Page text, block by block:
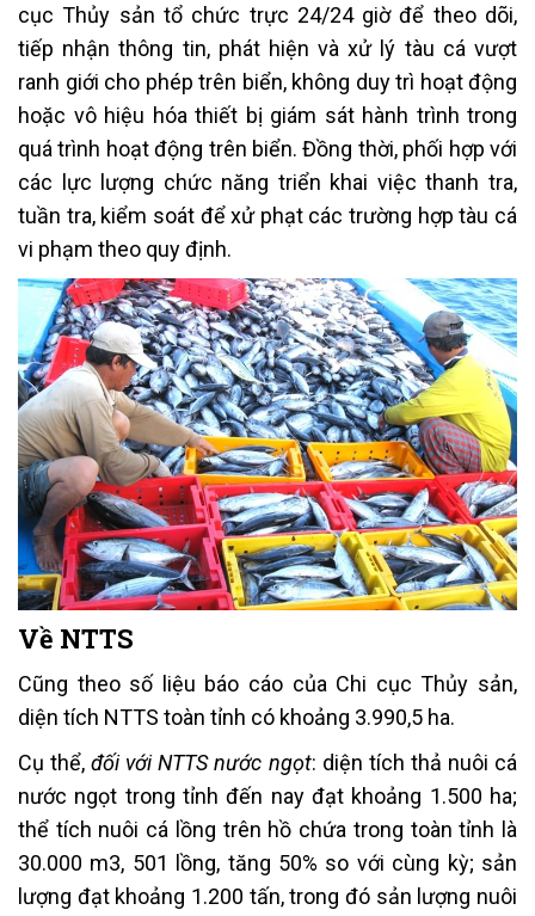
cục Thủy sản tổ chức trực 24/24 giờ để theo dõi,
tiếp nhận thông tin, phát hiện và xử lý tàu cá vượt
ranh giới cho phép trên biển, không duy trì hoạt động
hoặc vô hiệu hóa thiết bị giám sát hành trình trong
quá trình hoạt động trên biển. Đồng thời, phối hợp với
các lực lượng chức năng triển khai việc thanh tra,
tuần tra, kiểm soát để xử phạt các trường hợp tàu cá
vi phạm theo quy định.
Về NTTS
Cũng theo số liệu báo cáo của Chi cục Thủy sản,
diện tích NTTS toàn tỉnh có khoảng 3.990,5 ha.
Cụ thể,đối với NTTS nước ngọt: diện tích thả nuôi cá
nước ngọt trong tỉnh đến nay đạt khoảng 1.500 ha;
thể tích nuôi cá lồng trên hồ chứa trong toàn tỉnh là
30.000 m3, 501 lồng, tăng 50% so với cùng kỳ; sản
lượng đạt khoảng 1.200 tấn, trong đó sản lượng nuôi